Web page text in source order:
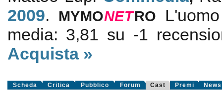
2009. MYMONETRO
media: 3,81 su -1
Acquista »
Scheda Critica Pubblico Forum Cast Premi News